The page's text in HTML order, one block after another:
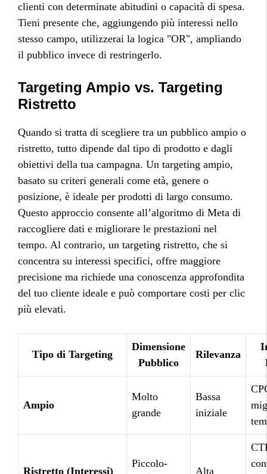
clienti con determinate abitudini o capacità di spesa.
Tieni presente che, aggiungendo più interessi nello
stesso campo, utilizzerai la logica "OR", ampliando
il pubblico invece di restringerlo.
Targeting Ampio vs. Targeting
Ristretto
Quando si tratta di scegliere tra un pubblico ampio o
ristretto, tutto dipende dal tipo di prodotto e dagli
obiettivi della tua campagna. Un targeting ampio,
basato su criteri generali come età, genere o
posizione, è ideale per prodotti di largo consumo.
Questo approccio consente all’algoritmo di Meta di
raccogliere dati e migliorare le prestazioni nel
tempo. Al contrario, un targeting ristretto, che si
concentra su interessi specifici, offre maggiore
precisione ma richiede una conoscenza approfondita
del tuo cliente ideale e può comportare costi per clic
più elevati.
Tipo di Targeting
Dimensione
Pubblico
Rilevanza
Ampio
Molto
grande
Bassa
iniziale
Ristretto (Interessi)
Piccolo-
Alta